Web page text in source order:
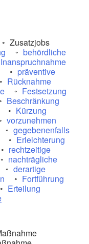
Zusatzjobs
behördliche
Inanspruchnahme
präventive
Rücknahme
Festsetzung
Beschränkung
Kürzung
vorzunehmen
gegebenenfalls
Erleichterung
rechtzeitige
nachträgliche
derartige
Fortführung
Erteilung